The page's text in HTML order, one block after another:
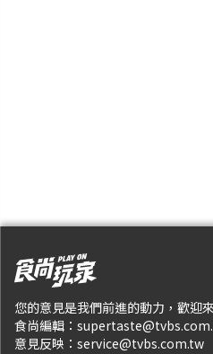
您的意見是我們前進的動力，歡迎
食尚編輯：
意見反映： service@tvbs.com.tw